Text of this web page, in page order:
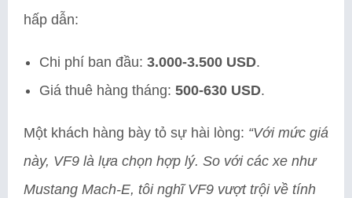
hấp dẫn:
Chi phí ban đầu: 3.000-3.500 USD.
Giá thuê hàng tháng: 500-630 USD.
Một khách hàng bày tỏ sự hài lòng: “Với mức giá
này, VF9 là lựa chọn hợp lý. So với các xe như
Mustang Mach-E, tôi nghĩ VF9 vượt trội về tính